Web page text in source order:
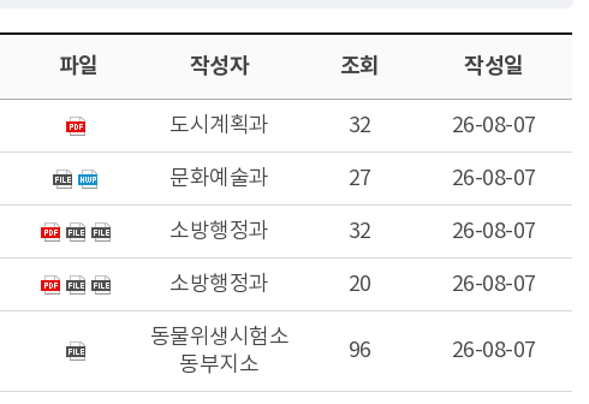
파일 작성자 조회 작성일
도시계획과 32 26-08-07
문화예술과 27 26-08-07
소방행정과 32 26-08-07
소방행정과 20 26-08-07
동물위생시험소
동부지소
96 26-08-07